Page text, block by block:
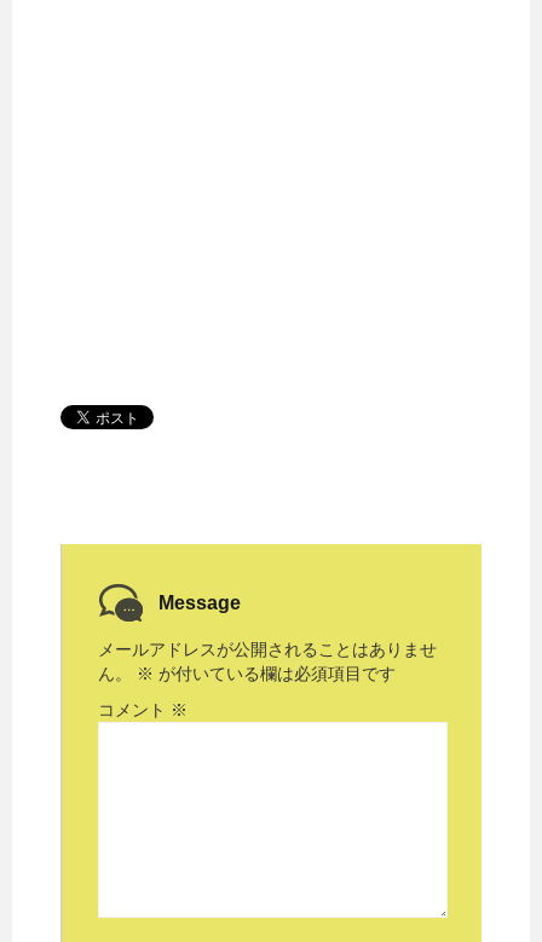
Message
メールアドレスが公開されることはありませ
ん。
※ が付いている欄は必須項目です
コメント ※